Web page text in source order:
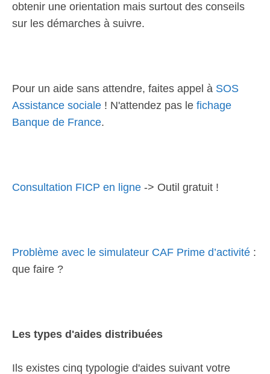
obtenir une orientation mais surtout des conseils
sur les démarches à suivre.
Pour un aide sans attendre, faites appel à SOS
Assistance sociale ! N'attendez pas le fichage
Banque de France.
Consultation FICP en ligne -> Outil gratuit !
Problème avec le simulateur CAF Prime d’activité :
que faire ?
Les types d'aides distribuées
Ils existes cinq typologie d'aides suivant votre